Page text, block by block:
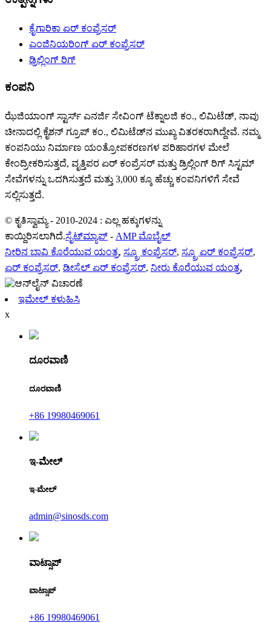
ಕೈಗಾರಿಕಾ ಏರ್ ಕಂಪ್ರೆಸರ್
ಎಂಜಿನಿಯರಿಂಗ್ ಏರ್ ಕಂಪ್ರೆಸರ್
ಡ್ರಿಲ್ಲಿಂಗ್ ರಿಗ್
ಕಂಪನಿ
ಝೆಜಿಯಾಂಗ್ ಸ್ಟಾರ್ಸ್ ಎನರ್ಜಿ ಸೇವಿಂಗ್ ಟೆಕ್ನಾಲಜಿ ಕಂ., ಲಿಮಿಟೆಡ್, ನಾವು
ಚೀನಾದಲ್ಲಿ ಕೈಶನ್ ಗ್ರೂಪ್ ಕಂ., ಲಿಮಿಟೆಡ್‌ನ ಮುಖ್ಯ ವಿತರಕರಾಗಿದ್ದೇವೆ. ನಮ್ಮ
ಕಂಪನಿಯು ನಿರ್ಮಾಣ ಯಂತ್ರೋಪಕರಣಗಳ ಪರಿಹಾರಗಳ ಮೇಲೆ
ಕೇಂದ್ರೀಕರಿಸುತ್ತದೆ, ವೃತ್ತಿಪರ ಏರ್ ಕಂಪ್ರೆಸರ್ ಮತ್ತು ಡ್ರಿಲ್ಲಿಂಗ್ ರಿಗ್ ಸಿಸ್ಟಮ್
ಸೇವೆಗಳನ್ನು ಒದಗಿಸುತ್ತದೆ ಮತ್ತು 3,000 ಕ್ಕೂ ಹೆಚ್ಚು ಕಂಪನಿಗಳಿಗೆ ಸೇವೆ
ಸಲ್ಲಿಸುತ್ತದೆ.
© ಕೃತಿಸ್ವಾಮ್ಯ - 2010-2024 : ಎಲ್ಲ ಹಕ್ಕುಗಳನ್ನು
ಕಾಯ್ದಿರಿಸಲಾಗಿದೆ.ಸೈಟ್‌ಮ್ಯಾಪ್ - AMP ಮೊಬೈಲ್
ನೀರಿನ ಬಾವಿ ಕೊರೆಯುವ ಯಂತ್ರ, ಸ್ಕ್ರೂ ಕಂಪ್ರೆಸರ್, ಸ್ಕ್ರೂ ಏರ್ ಕಂಪ್ರೆಸರ್,
ಏರ್ ಕಂಪ್ರೆಸರ್, ಡೀಸೆಲ್ ಏರ್ ಕಂಪ್ರೆಸರ್, ನೀರು ಕೊರೆಯುವ ಯಂತ್ರ,
ಇಮೇಲ್ ಕಳುಹಿಸಿ
x
ದೂರವಾಣಿ
ದೂರವಾಣಿ
+86 19980469061
ಇ-ಮೇಲ್
ಇ-ಮೇಲ್
admin@sinosds.com
ವಾಟ್ಸಾಪ್
ವಾಟ್ಸಾಪ್
+86 19980469061